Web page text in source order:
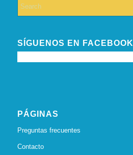
SÍGUENOS EN FACEBOOK
PÁGINAS
Preguntas frecuentes
Contacto